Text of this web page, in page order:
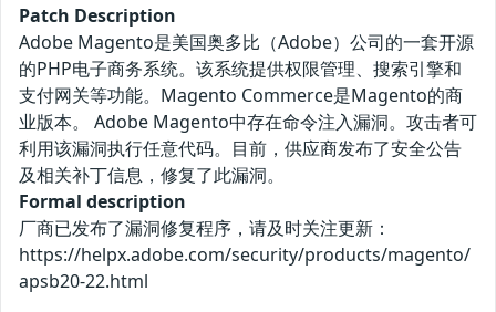
Patch Description
Adobe Magento是美国奥多比（Adobe）公司的一套开源
的PHP电子商务系统。该系统提供权限管理、搜索引擎和
支付网关等功能。Magento Commerce是Magento的商
业版本。 Adobe Magento中存在命令注入漏洞。攻击者可
利用该漏洞执行任意代码。目前，供应商发布了安全公告
及相关补丁信息，修复了此漏洞。
Formal description
厂商已发布了漏洞修复程序，请及时关注更新：
https://helpx.adobe.com/security/products/magento/
apsb20-22.html